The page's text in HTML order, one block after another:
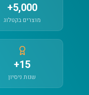
5,000+
מוצרים בקטלוג
15+
שנות ניסיון